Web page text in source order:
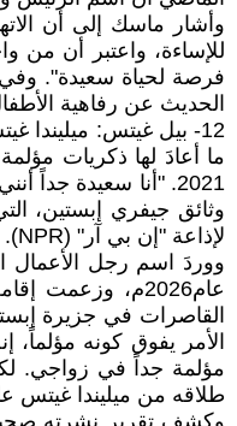
وأشار ماسك إلى أن
للإساءة، واعتبر أن
فرصة لحياة سعيدة".
الحديث عن رفاهية
12- بيل غيتس:
ما أعادَ لها ذكريات
2021. "أنا سعيدة
وثائق جيفري إبستين،
لإذاعة "إن بي آر" (NPR).
ووردَ اسم رجل الأعمال
عام2026م،
الأمر يفوق كونه
مؤلمة جداً في زواجي.
طلاقه من ميليندا غيتس عام 2021، بحسب موقع "دير شبيغل"